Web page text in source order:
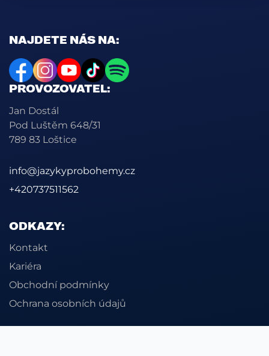
NAJDETE NÁS NA:
PROVOZOVATEL:
Jan Dostál
Pod Luštěm 648/31
789 83 Loštice
info@jazykyprobohemy.cz
+420737511562
ODKAZY:
Kontakt
Kariéra
Obchodní podmínky
Ochrana osobních údajů